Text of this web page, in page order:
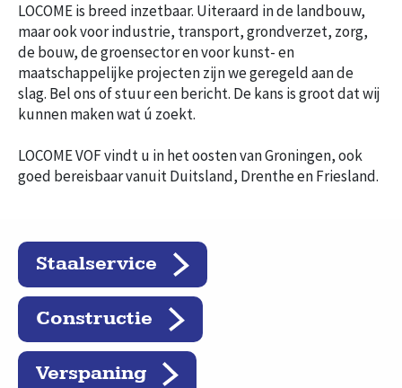
LOCOME is breed inzetbaar. Uiteraard in de landbouw,
maar ook voor industrie, transport, grondverzet, zorg,
de bouw, de groensector en voor kunst- en
maatschappelijke projecten zijn we geregeld aan de
slag. Bel ons of stuur een bericht. De kans is groot dat wij
kunnen maken wat ú zoekt.
LOCOME VOF vindt u in het oosten van Groningen, ook
goed bereisbaar vanuit Duitsland, Drenthe en Friesland.
Staalservice
Constructie
Verspaning